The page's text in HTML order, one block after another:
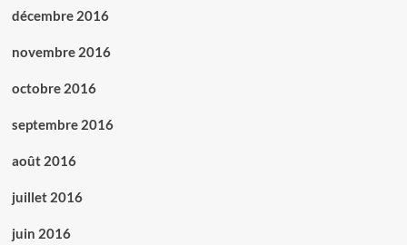
décembre 2016
novembre 2016
octobre 2016
septembre 2016
août 2016
juillet 2016
juin 2016